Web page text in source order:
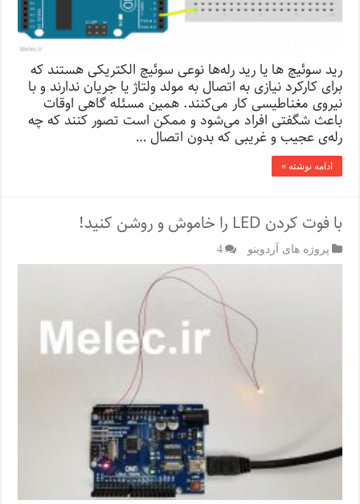
رید سوئیچ‌ ها یا رید رله‌ها نوعی سوئیچ‌ الکتریکی هستند که
برای کارکرد نیازی به اتصال به مولد ولتاژ یا جریان ندارند و با
نیروی مغناطیسی کار می‌کنند. همین مسئله گاهی اوقات
باعث شگفتی افراد می‌شود و ممکن است تصور کنند که چه
رله‌ی عجیب و غریبی که بدون اتصال …
ادامه نوشته »
با فوت کردن LED را خاموش و روشن کنید!
پروژه های آردوینو 4